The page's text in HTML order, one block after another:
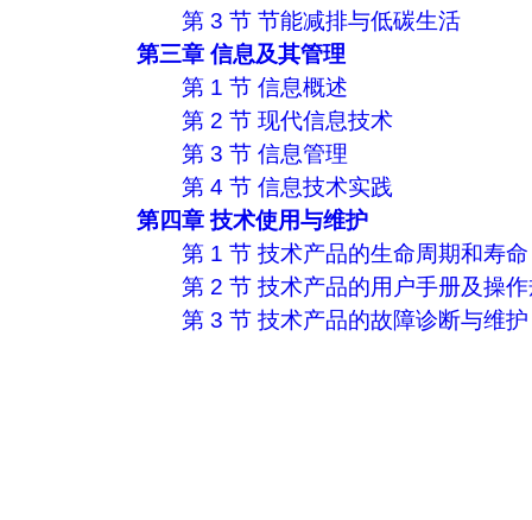
第 3 节 节能减排与低碳生活
第三章 信息及其管理
第 1 节 信息概述
第 2 节 现代信息技术
第 3 节 信息管理
第 4 节 信息技术实践
第四章 技术使用与维护
第 1 节 技术产品的生命周期和寿命
第 2 节 技术产品的用户手册及操
第 3 节 技术产品的故障诊断与维护